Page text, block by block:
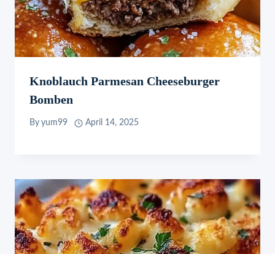
Knoblauch Parmesan Cheeseburger
Bomben
By yum99 April 14, 2025